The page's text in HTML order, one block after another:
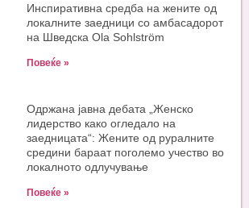
Инспиративна средба на жените од
локалните заедници со амбасадорот
на Шведска Ola Sohlström
Повеќе »
Одржана јавна дебата „Женско
лидерство како огледало на
заедницата“: Жените од руралните
средини бараат поголемо учество во
локалното одлучување
Повеќе »